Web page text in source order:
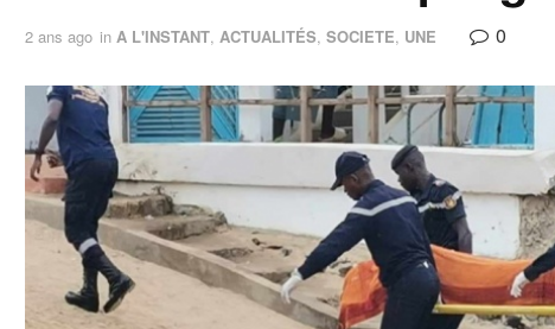
2 ans ago in A L'INSTANT, ACTUALITÉS, SOCIETE, UNE 0